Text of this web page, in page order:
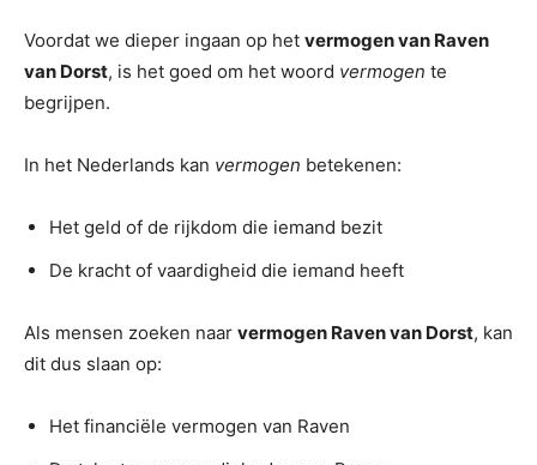
Voordat we dieper ingaan op het vermogen van Raven
van Dorst, is het goed om het woord vermogen te
begrijpen.
In het Nederlands kan vermogen betekenen:
Het geld of de rijkdom die iemand bezit
De kracht of vaardigheid die iemand heeft
Als mensen zoeken naar vermogen Raven van Dorst, kan
dit dus slaan op:
Het financiële vermogen van Raven